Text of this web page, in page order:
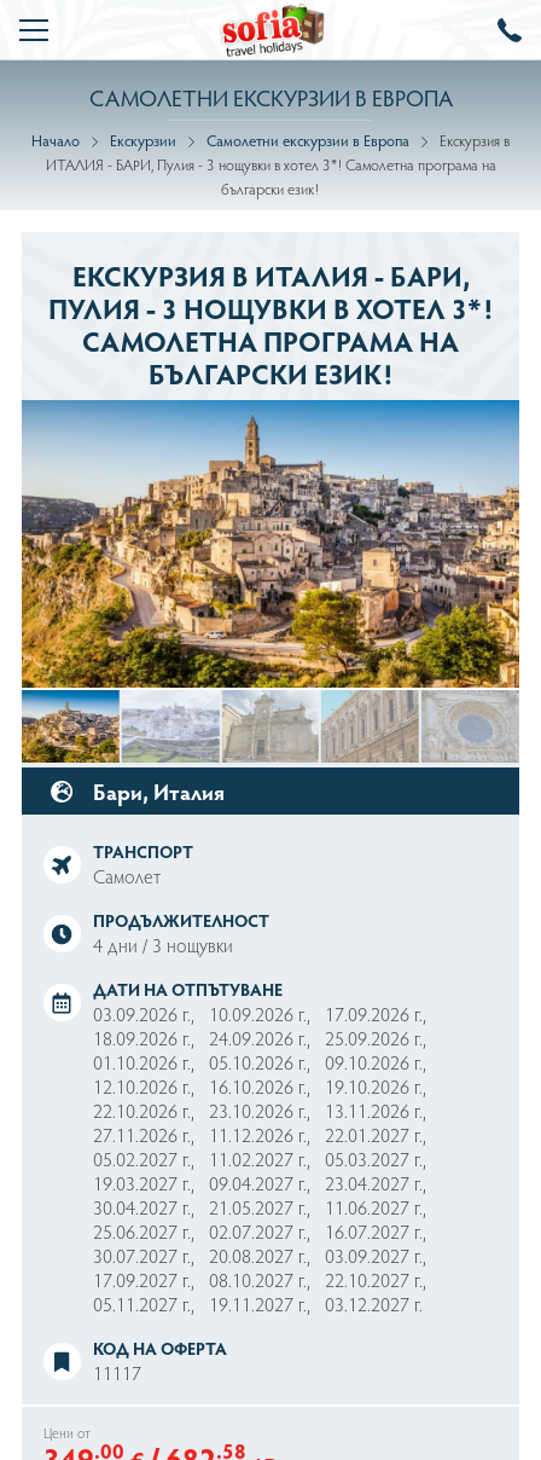
ТОП ОФЕРТИ
КРУИЗИ
Почивки в Дубай
Почивки в Гърция
Почивки в Италия
Почивки в Египет
Почивки в Испания
Почивки в Португалия
Почивки в Тунис
Почивки в Албания
Почивки в България
Самолетни екскурзии по света
Самолетни екскурзии в Европа
Автобусни екскурзии в Европа
Круизни програми
ЕКЗОТИКА
КОЛЕДА И НОВА ГОДИНА
ПРОМО
За нас
Проект
Банкови сметки
Политика за Поверителност
Общи условия
Контакти
0888 99 10 11 Запитване
ПОСЛЕДВАЙТЕ НИ
САМОЛЕТНИ ЕКСКУРЗИИ В ЕВРОПА
Начало Екскурзии Самолетни екскурзии в Европа
Екскурзия в
ИТАЛИЯ - БАРИ, Пулия - 3 нощувки в хотел 3*! Самолетна програма на
български език!
ЕКСКУРЗИЯ В ИТАЛИЯ - БАРИ,
ПУЛИЯ - 3 НОЩУВКИ В ХОТЕЛ 3*!
САМОЛЕТНА ПРОГРАМА НА
БЪЛГАРСКИ ЕЗИК!
Бари, Италия
ТРАНСПОРТ
Самолет
ПРОДЪЛЖИТЕЛНОСТ
4 дни / 3 нощувки
ДАТИ НА ОТПЪТУВАНЕ
03.09.2026 г., 10.09.2026 г., 17.09.2026 г.,
18.09.2026 г., 24.09.2026 г., 25.09.2026 г.,
01.10.2026 г., 05.10.2026 г., 09.10.2026 г.,
12.10.2026 г., 16.10.2026 г., 19.10.2026 г.,
22.10.2026 г., 23.10.2026 г., 13.11.2026 г.,
27.11.2026 г., 11.12.2026 г., 22.01.2027 г.,
05.02.2027 г., 11.02.2027 г., 05.03.2027 г.,
19.03.2027 г., 09.04.2027 г., 23.04.2027 г.,
30.04.2027 г., 21.05.2027 г., 11.06.2027 г.,
25.06.2027 г., 02.07.2027 г., 16.07.2027 г.,
30.07.2027 г., 20.08.2027 г., 03.09.2027 г.,
17.09.2027 г., 08.10.2027 г., 22.10.2027 г.,
05.11.2027 г., 19.11.2027 г., 03.12.2027 г.
КОД НА ОФЕРТА
11117
Цени от
.00 .58